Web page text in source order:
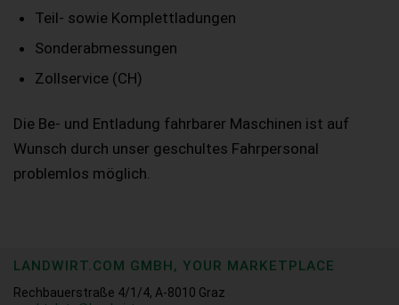
Teil- sowie Komplettladungen
Sonderabmessungen
Zollservice (CH)
Die Be- und Entladung fahrbarer Maschinen ist auf
Wunsch durch unser geschultes Fahrpersonal
problemlos möglich.
LANDWIRT.COM GMBH, YOUR MARKETPLACE
Rechbauerstraße 4/1/4, A-8010 Graz